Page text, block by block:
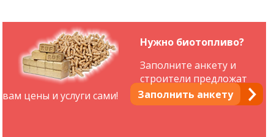
Нужно биотопливо?
Заполнить анкету
Заполните анкету и
строители предложат
вам цены и услуги сами!